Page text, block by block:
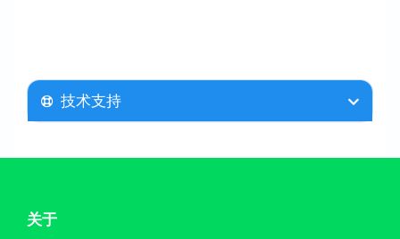
技术支持
关于